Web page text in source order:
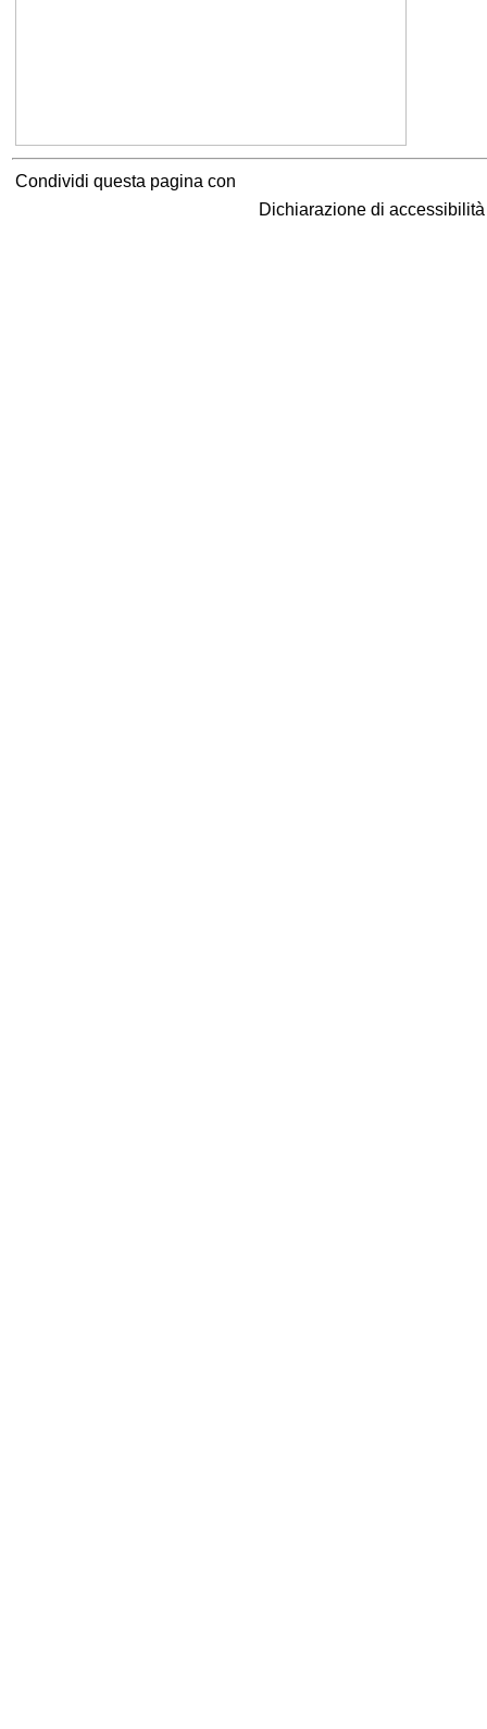
Condividi questa pagina con
Dichiarazione di